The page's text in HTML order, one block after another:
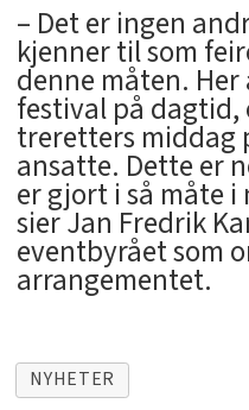
– Det er ingen
kjenner til som
denne måten.
festival på dagtid,
treretters middag
ansatte. Dette er
er gjort i så måte i
sier Jan Fredrik
eventbyrået som
arrangementet.
NYHETER